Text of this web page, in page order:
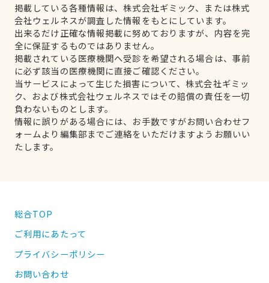
掲載している各種情報は、株式会社ギミック、または株式
会社ウェルネスが調査した情報をもとにしています。
出来るだけ正確な情報掲載に努めておりますが、内容を完
全に保証するものではありません。
掲載されている医療機関へ受診を希望される場合は、事前
に必ず該当の医療機関に直接ご確認ください。
当サービスによって生じた損害について、株式会社ギミッ
ク、および株式会社ウェルネスではその賠償の責任を一切
負わないものとします。
情報に誤りがある場合には、お手数ですがお問い合わせフ
ォームより編集部までご連絡をいただけますようお願いい
たします。
総合TOP
ご利用にあたって
プライバシーポリシー
お問い合わせ